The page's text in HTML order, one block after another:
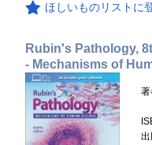
ほしいものリストに
Rubin's Pathology,
- Mechanisms of
出